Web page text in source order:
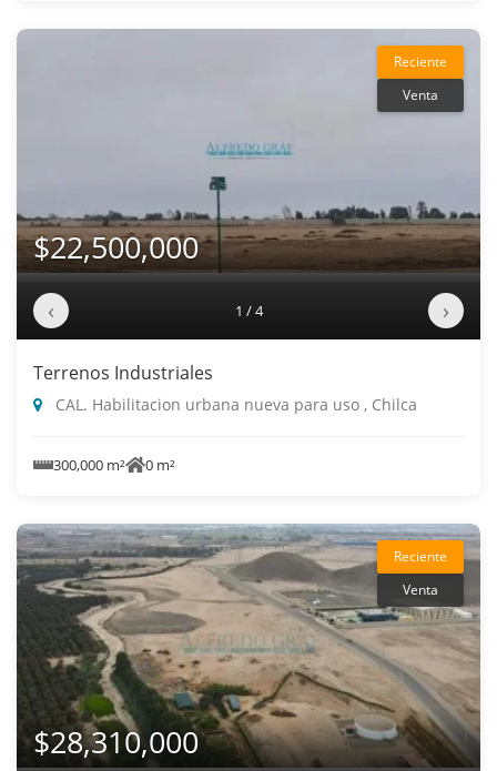
Reciente
Venta
$22,500,000
‹ 1 / 4 ›
Terrenos Industriales
CAL. Habilitacion urbana nueva para uso , Chilca
300,000 m² 0 m²
Reciente
Venta
$28,310,000